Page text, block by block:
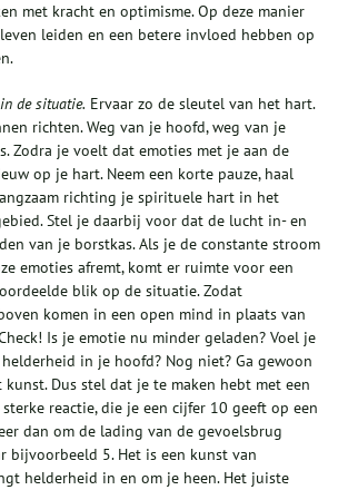
met kracht en optimisme. Op deze manier
leiden en een betere invloed hebben op
de situatie. Ervaar zo de sleutel van het hart.
richten. Weg van je hoofd, weg van je
Zodra je voelt dat emoties met je aan de
op je hart. Neem een korte pauze, haal
richting je spirituele hart in het
Stel je daarbij voor dat de lucht in- en
van je borstkas. Als je de constante stroom
emoties afremt, komt er ruimte voor een
blik op de situatie. Zodat
komen in een open mind in plaats van
Is je emotie nu minder geladen? Voel je
in je hoofd? Nog niet? Ga gewoon
Dus stel dat je te maken hebt met een
reactie, die je een cijfer 10 geeft op een
dan om de lading van de gevoelsbrug
bijvoorbeeld 5. Het is een kunst van
helderheid in en om je heen. Het juiste